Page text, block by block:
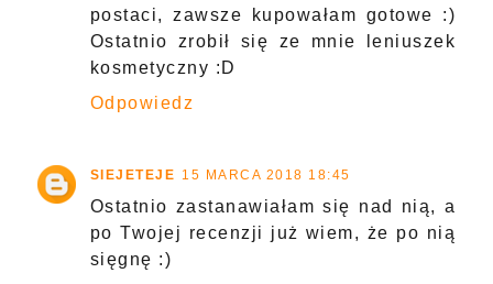
postaci, zawsze kupowałam gotowe :)
Ostatnio zrobił się ze mnie leniuszek
kosmetyczny :D
Odpowiedz
SIEJETEJE 15 MARCA 2018 18:45
Ostatnio zastanawiałam się nad nią, a
po Twojej recenzji już wiem, że po nią
sięgnę :)